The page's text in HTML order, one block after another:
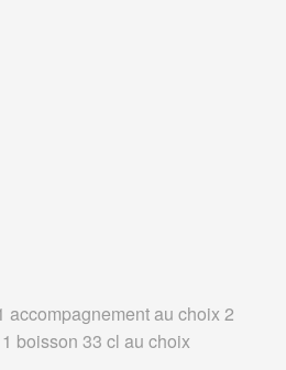
accompagnement au choix 2
boisson 33 cl au choix